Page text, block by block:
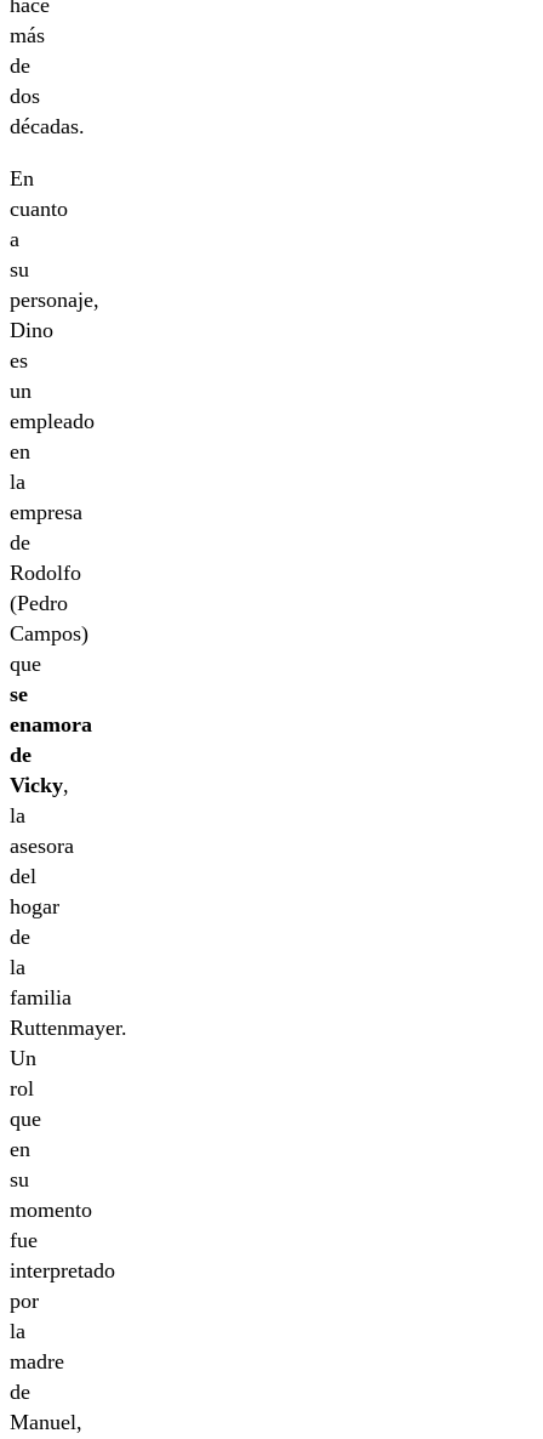
hace
más
de
dos
décadas.
En
cuanto
a
su
personaje,
Dino
es
un
empleado
en
la
empresa
de
Rodolfo
(Pedro
Campos)
que
se
enamora
de
Vicky,
la
asesora
del
hogar
de
la
familia
Ruttenmayer.
Un
rol
que
en
su
momento
fue
interpretado
por
la
madre
de
Manuel,